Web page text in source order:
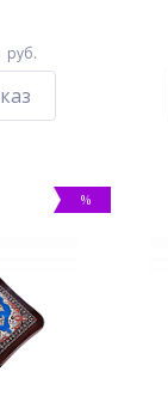
-19%
Чехол
руб.
%